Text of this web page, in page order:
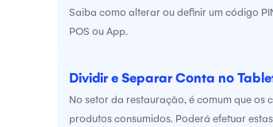
Saiba como alterar ou definir um código
POS ou App.
Dividir e Separar Conta no
No setor da restauração, é comum que
produtos consumidos. Poderá efetuar